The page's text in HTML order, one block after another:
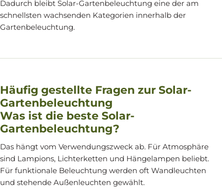
Dadurch bleibt Solar-Gartenbeleuchtung eine der am
schnellsten wachsenden Kategorien innerhalb der
Gartenbeleuchtung.
Häufig gestellte Fragen zur Solar-
Gartenbeleuchtung
Was ist die beste Solar-
Gartenbeleuchtung?
Das hängt vom Verwendungszweck ab. Für Atmosphäre
sind Lampions, Lichterketten und Hängelampen beliebt.
Für funktionale Beleuchtung werden oft Wandleuchten
und stehende Außenleuchten gewählt.